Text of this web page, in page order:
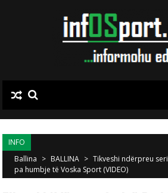
INFO
Ballina > BALLINA > Tikveshi ndërpreu
pa humbje të Voska Sport (VIDEO)